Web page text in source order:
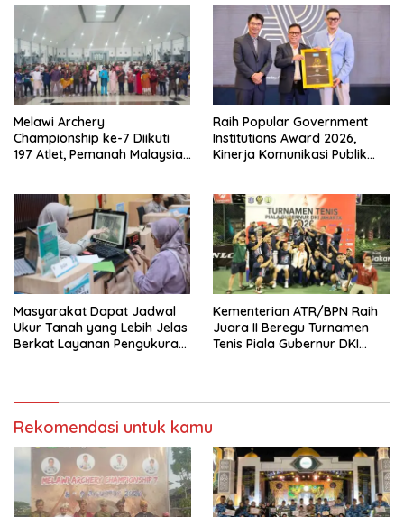
Melawi Archery
Championship ke-7 Diikuti
197 Atlet, Pemanah Malaysia
Raih Popular Government
Institutions Award 2026,
Kinerja Komunikasi Publik
Masyarakat Dapat Jadwal
Ukur Tanah yang Lebih Jelas
Berkat Layanan Pengukuran
Kementerian ATR/BPN Raih
Juara II Beregu Turnamen
Tenis Piala Gubernur DKI
Rekomendasi untuk kamu